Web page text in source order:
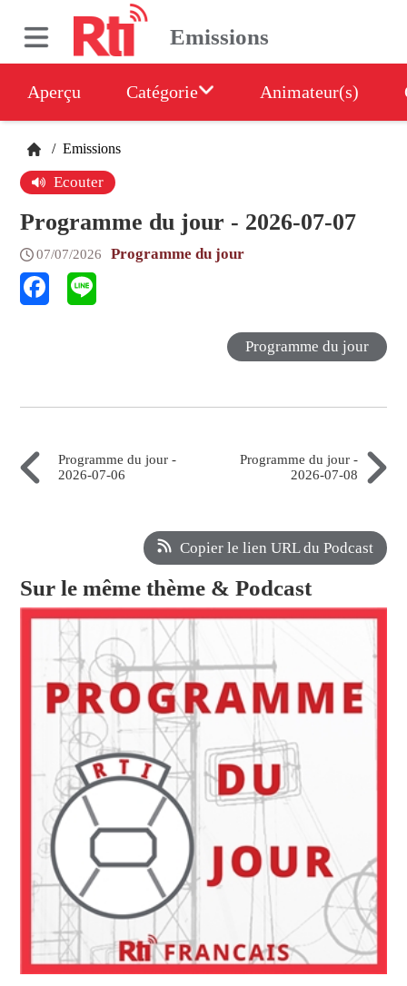
Emissions
Aperçu Catégorie Animateur(s)
/ Emissions
Ecouter
Programme du jour - 2026-07-07
07/07/2026 Programme du jour
Programme du jour
Programme du jour -
2026-07-06
Programme du jour -
2026-07-08
Copier le lien URL du Podcast
Sur le même thème & Podcast